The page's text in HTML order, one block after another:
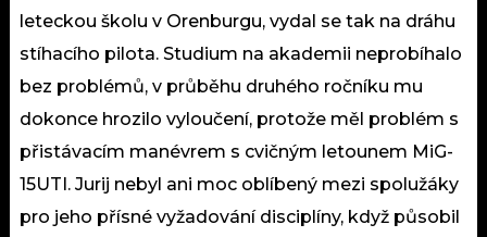
leteckou školu v Orenburgu, vydal se tak na dráhu
stíhacího pilota. Studium na akademii neprobíhalo
bez problémů, v průběhu druhého ročníku mu
dokonce hrozilo vyloučení, protože měl problém s
přistávacím manévrem s cvičným letounem MiG-
15UTI. Jurij nebyl ani moc oblíbený mezi spolužáky
pro jeho přísné vyžadování disciplíny, když působil